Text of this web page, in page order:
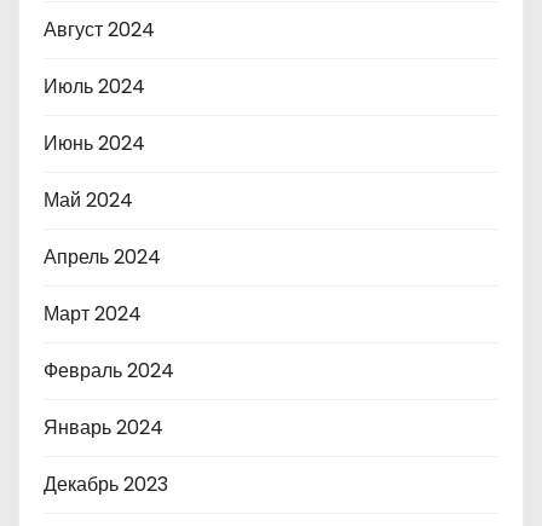
Август 2024
Июль 2024
Июнь 2024
Май 2024
Апрель 2024
Март 2024
Февраль 2024
Январь 2024
Декабрь 2023